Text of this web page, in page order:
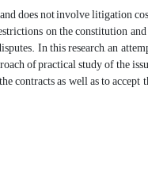
does not involve litigation
on the constitution
In this research, an
of practical study of the
as well as to accept